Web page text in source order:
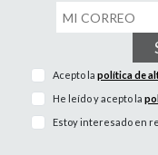
Acepto lapolítica de
He leído y acepto la
Estoy interesado en